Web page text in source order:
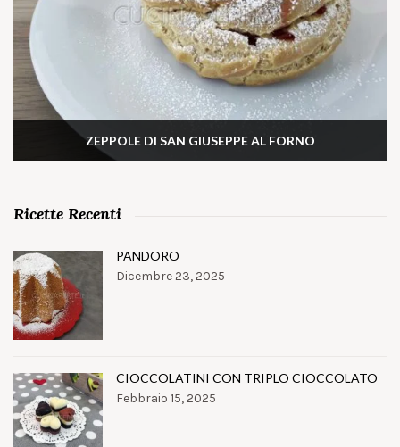
ZEPPOLE DI SAN GIUSEPPE AL FORNO
Ricette Recenti
PANDORO
Dicembre 23, 2025
CIOCCOLATINI CON TRIPLO CIOCCOLATO
Febbraio 15, 2025